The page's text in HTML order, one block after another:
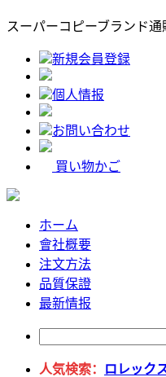
スーパーコピーブランド通
新規会員登録
個人情报
お問い合わせ
買い物かご
ホーム
會社概要
注文方法
品質保證
最新情报
人気検索： ロレック